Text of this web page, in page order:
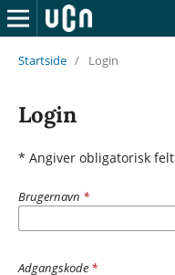
Startside / Login
Login
* Angiver obligatorisk felt
Brugernavn *
Adgangskode *